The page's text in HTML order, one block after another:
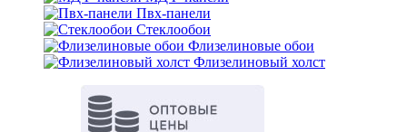
Пвх-панели
Стеклообои
Флизелиновые обои
Флизелиновый холст